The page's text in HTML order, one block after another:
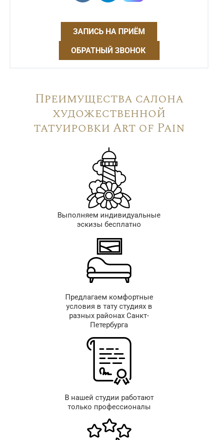
ЗАПИСЬ НА ПРИЁМ
ОБРАТНЫЙ ЗВОНОК
Преимущества салона
художественной
татуировки Art of Pain
Выполняем индивидуальные
эскизы бесплатно
Предлагаем комфортные
условия в тату студиях в
разных районах Санкт-
Петербурга
В нашей студии работают
только профессионалы